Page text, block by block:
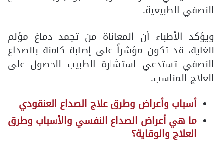
النصفي الطبيعية.
ويؤكد الأطباء أن المعاناة من تجمد دماغ مؤلم
للغاية، قد تكون مؤشراً على إصابة كامنة بالصداع
النصفي تستدعي استشارة الطبيب للحصول على
العلاج المناسب.
أسباب وأعراض وطرق علاج الصداع العنقودي
ما هي أعراض الصداع النفسي والأسباب وطرق
العلاج والوقاية؟